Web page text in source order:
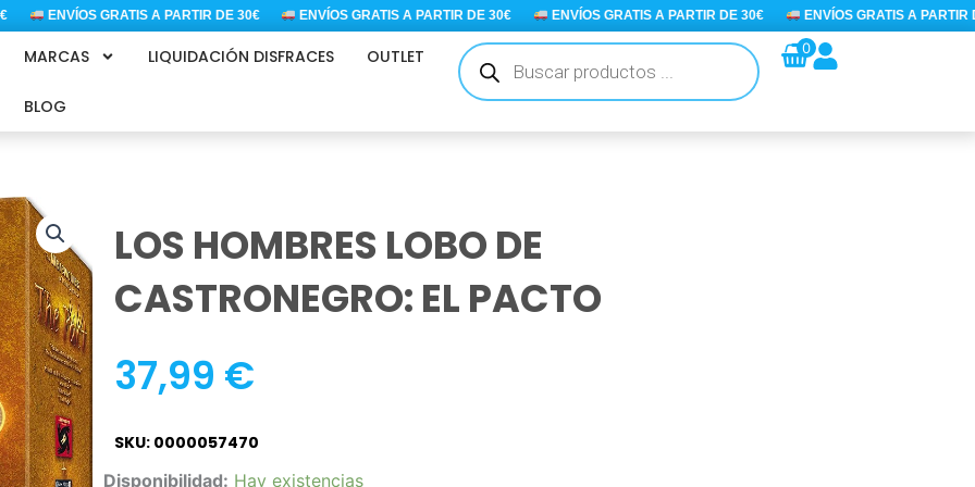
ENVÍOS GRATIS A PARTIR DE 30€ ENVÍOS GRATIS A PARTIR DE 30€ ENVÍOS GRATIS A PARTIR DE 30€ ENVÍOS GRATIS A PARTIR DE
MARCAS LIQUIDACIÓN DISFRACES OUTLET
BLOG
Búsqueda
de
productos
0
LOS HOMBRES LOBO DE
CASTRONEGRO: EL PACTO
37,99 €
SKU: 0000057470
Disponibilidad: Hay existencias
LOS